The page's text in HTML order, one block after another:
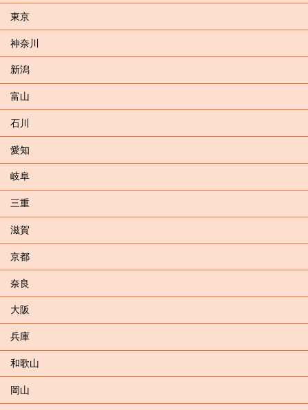
東京
神奈川
新潟
富山
石川
愛知
岐阜
三重
滋賀
京都
奈良
大阪
兵庫
和歌山
岡山